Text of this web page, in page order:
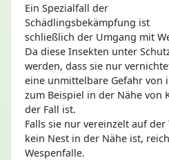
Ein Spezialfall der
Schädlingsbekämpfung ist
schließlich der Umgang mit
Da diese Insekten unter
werden, dass sie nur
eine unmittelbare Gefahr von
zum Beispiel in der Nähe von
der Fall ist.
Falls sie nur vereinzelt auf
kein Nest in der Nähe ist,
Wespenfalle.